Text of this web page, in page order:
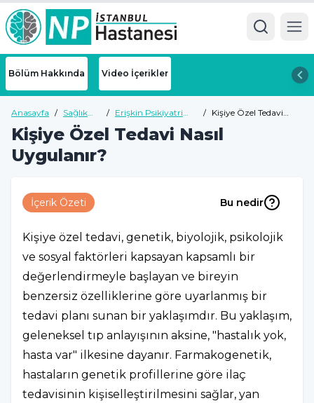
Bölüm Hakkında Video İçerikler
Anasayfa / Sağlık
Rehberi
/
Erişkin Psikiyatri
/ Kişiye Özel Tedavi
Kişiye Özel Tedavi Nasıl
Uygulanır?
İçerik Özeti Bu nedir
Kişiye özel tedavi, genetik, biyolojik, psikolojik
ve sosyal faktörleri kapsayan kapsamlı bir
değerlendirmeyle başlayan ve bireyin
benzersiz özelliklerine göre uyarlanmış bir
tedavi planı sunan bir yaklaşımdır. Bu yaklaşım,
geleneksel tıp anlayışının aksine, "hastalık yok,
hasta var" ilkesine dayanır. Farmakogenetik,
hastaların genetik profillerine göre ilaç
tedavisinin kişiselleştirilmesini sağlar, yan